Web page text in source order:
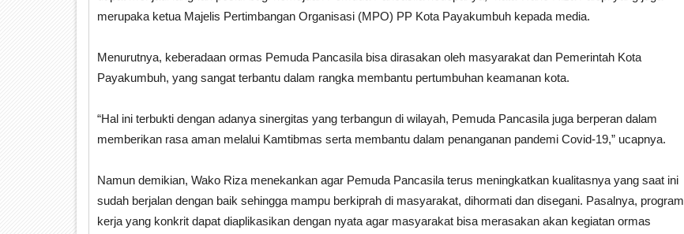
merupaka ketua Majelis Pertimbangan Organisasi (MPO) PP Kota Payakumbuh kepada media.
Menurutnya, keberadaan ormas Pemuda Pancasila bisa dirasakan oleh masyarakat dan Pemerintah Kota
Payakumbuh, yang sangat terbantu dalam rangka membantu pertumbuhan keamanan kota.
“Hal ini terbukti dengan adanya sinergitas yang terbangun di wilayah, Pemuda Pancasila juga berperan dalam
memberikan rasa aman melalui Kamtibmas serta membantu dalam penanganan pandemi Covid-19,” ucapnya.
Namun demikian, Wako Riza menekankan agar Pemuda Pancasila terus meningkatkan kualitasnya yang saat ini
sudah berjalan dengan baik sehingga mampu berkiprah di masyarakat, dihormati dan disegani. Pasalnya, program
kerja yang konkrit dapat diaplikasikan dengan nyata agar masyarakat bisa merasakan akan kegiatan ormas